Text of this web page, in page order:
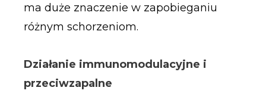
ma duże znaczenie w zapobieganiu
różnym schorzeniom.
Działanie immunomodulacyjne i
przeciwzapalne